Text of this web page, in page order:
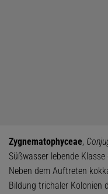
Zygnematophyceae,
Süßwasser lebende Klasse
Neben dem Auftreten
Bildung trichaler Kolonien